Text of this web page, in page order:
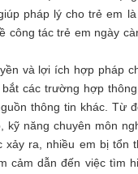
pháp lý cho trẻ em
công tác trẻ em ngày
và lợi ích hợp pháp
các trường hợp
thông tin khác. Từ
kỹ năng chuyên môn
xảy ra, nhiều em bị tổn
cảm dẫn đến việc tìm